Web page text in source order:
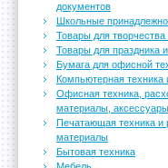
документов
Школьные
Товары для творчества
Товары для праздника
Бумага для офисной
Компьютерная техника
Офисная техника,
материалы, аксессуары
Печатающая техника и
материалы
Бытовая техника